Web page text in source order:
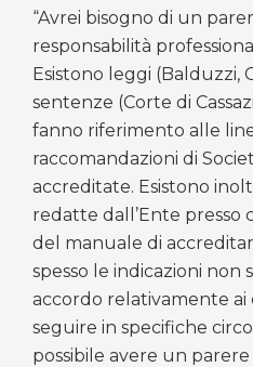
“Avrei bisogno di un
responsabilità
Esistono leggi (Balduzzi,
sentenze (Corte di
fanno riferimento alle
raccomandazioni di
accreditate. Esistono
redatte dall’Ente presso
del manuale di
spesso le indicazioni non
accordo relativamente
seguire in specifiche
possibile avere un